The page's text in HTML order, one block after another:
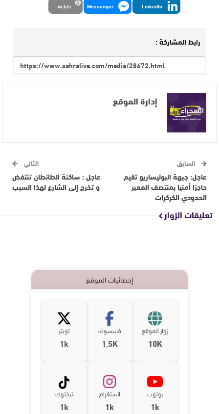
LinkedIn
Messenger طباعة
رابط المشاركة :
إدارة الموقع
السابق
عاجل: جبهة البوليساريو تقيم
حاجزا أمنيا بمنتصف المعبر
الحدودي الكركرات
التالي
عاجل : ساكنة الطانطان تنتفض
و تخرج إلى الشارع لهذا السبب
تعليقات الزوار
إحصائيات الموقع
زوار الموقع
10K
فايسبوك
1,5K
تويتر
1k
يوتوب
1k
انستغرام
1k
تيكتوك
1k